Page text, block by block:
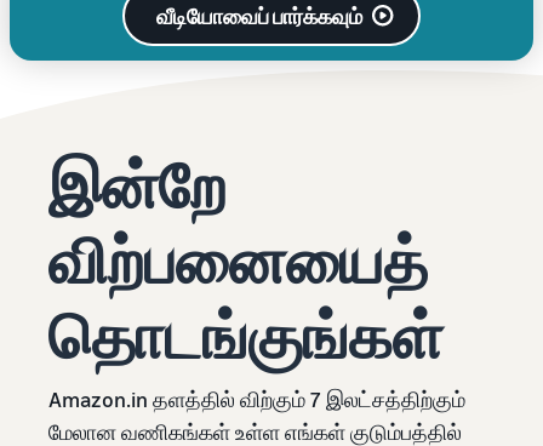
வீடியோவைப் பார்க்கவும்
இன்றே
விற்பனையைத்
தொடங்குங்கள்
Amazon.in தளத்தில் விற்கும் 7 இலட்சத்திற்கும்
மேலான வணிகங்கள் உள்ள எங்கள் குடும்பத்தில்